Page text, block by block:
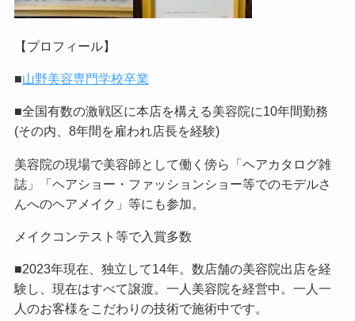
【プロフィール】
■山野美容専門学校卒業
■全国有数の激戦区に本店を構える美容院に10年間勤務
(その内、8年間を雇われ店長を経験)
美容院の現場で美容師として働く傍ら「ヘアカタログ雑
誌」「ヘアショー・ファッションショー等でのモデルさ
んへのヘアメイク」等にも参加。
メイクコンテスト等で入賞多数
■2023年現在、独立して14年。数店舗の美容院出店を経
験し、現在はすべて譲渡。一人美容院を経営中。一人一
人のお客様をこだわりの技術で施術中です。